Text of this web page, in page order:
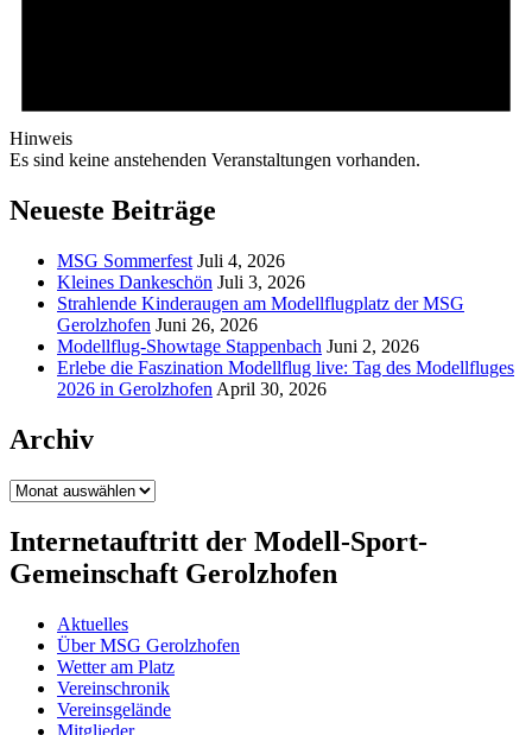
Hinweis
Es sind keine anstehenden Veranstaltungen vorhanden.
Neueste Beiträge
MSG Sommerfest Juli 4, 2026
Kleines Dankeschön Juli 3, 2026
Strahlende Kinderaugen am Modellflugplatz der MSG
Gerolzhofen Juni 26, 2026
Modellflug-Showtage Stappenbach Juni 2, 2026
Erlebe die Faszination Modellflug live: Tag des Modellfluges
2026 in Gerolzhofen April 30, 2026
Archiv
Archiv
Internetauftritt der Modell-Sport-
Gemeinschaft Gerolzhofen
Aktuelles
Über MSG Gerolzhofen
Wetter am Platz
Vereinschronik
Vereinsgelände
Mitglieder